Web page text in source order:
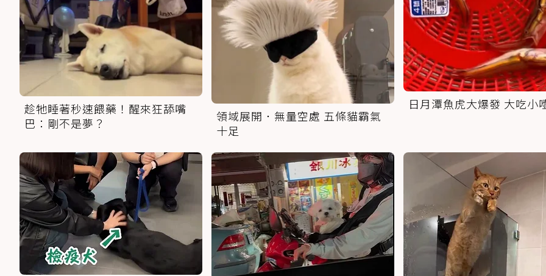
趁牠睡著秒速餵藥！醒來狂舔嘴
巴：剛不是夢？
領域展開．無量空處 五條貓霸氣
十足
日月潭魚虎大爆發 大吃小